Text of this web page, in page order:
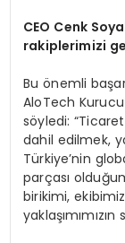
CEO Cenk
rakiplerimizi
Bu önemli
AloTech Kurucu
söyledi: “Ticaret
dahil edilmek,
Türkiye’nin
parçası
birikimi,